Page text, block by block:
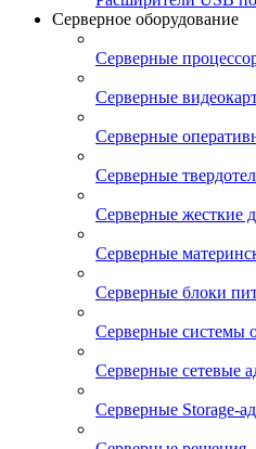
Серверное оборудование
Серверные
Серверные
Серверные
Серверные
Серверные жесткие
Серверные
Серверные блоки
Серверные системы
Серверные сетевые
Серверные Storage-